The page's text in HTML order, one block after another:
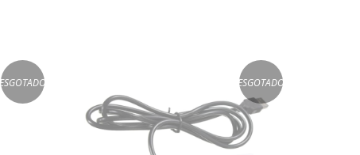
ESGOTADO ESGOTADO